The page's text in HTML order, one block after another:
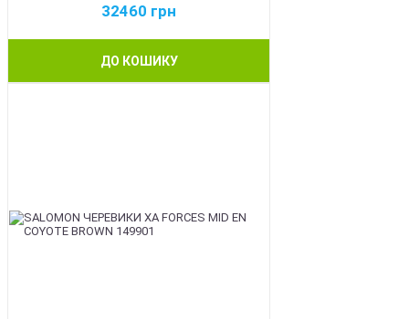
32460 грн
ДО КОШИКУ